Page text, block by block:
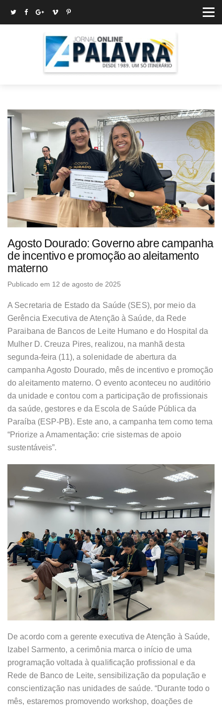
Agosto Dourado: Governo abre campanha
de incentivo e promoção ao aleitamento
materno
Publicado em 12 de agosto de 2025
A Secretaria de Estado da Saúde (SES), por meio da
Gerência Executiva de Atenção à Saúde, da Rede
Paraibana de Bancos de Leite Humano e do Hospital da
Mulher D. Creuza Pires, realizou, na manhã desta
segunda-feira (11), a solenidade de abertura da
campanha Agosto Dourado, mês de incentivo e promoção
do aleitamento materno. O evento aconteceu no auditório
da unidade e contou com a participação de profissionais
da saúde, gestores e da Escola de Saúde Pública da
Paraíba (ESP-PB). Este ano, a campanha tem como tema
“Priorize a Amamentação: crie sistemas de apoio
sustentáveis”.
De acordo com a gerente executiva de Atenção à Saúde,
Izabel Sarmento, a cerimônia marca o início de uma
programação voltada à qualificação profissional e da
Rede de Banco de Leite, sensibilização da população e
conscientização nas unidades de saúde. “Durante todo o
mês, estaremos promovendo workshop, doações de